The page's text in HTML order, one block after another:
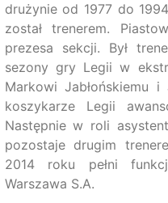
drużynie od 1977 do
został trenerem.
prezesa sekcji. Był
sezony gry Legii w
Markowi Jabłońskiemu
koszykarze Legii
Następnie w roli
pozostaje drugim
2014 roku pełni
Warszawa S.A.